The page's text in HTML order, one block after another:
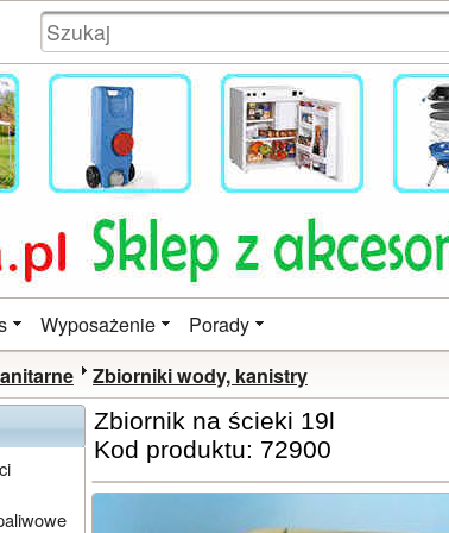
Wyposażenie Porady
Zbiorniki wody, kanistry
Zbiornik na ścieki 19l
Kod produktu: 72900